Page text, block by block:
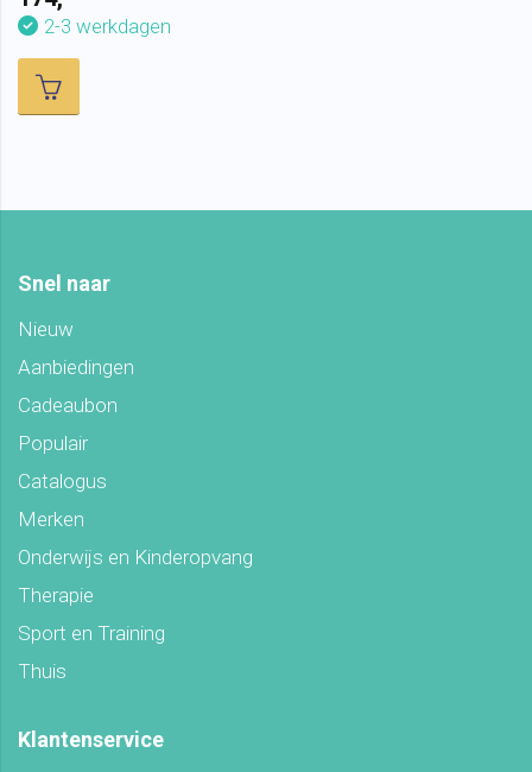
2-3 werkdagen
Snel naar
Nieuw
Aanbiedingen
Cadeaubon
Populair
Catalogus
Merken
Onderwijs en Kinderopvang
Therapie
Sport en Training
Thuis
Klantenservice